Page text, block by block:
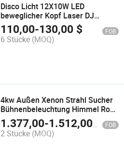
Disco Licht 12X10W LED
beweglicher Kopf Laser DJ
Bühnenbeleuchtung
110,00-130,00 $ FOB
6 Stücke (MOQ)
4kw Außen Xenon Strahl Sucher
Bühnenbeleuchtung Himmel Rose
wasserdichtes Licht
1.377,00-1.512,00$ FOB
2 Stücke (MOQ)